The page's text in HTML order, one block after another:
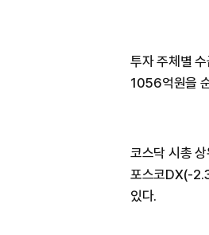
투자 주체별
1056억원을
코스닥 시총
포스코DX(-
있다.